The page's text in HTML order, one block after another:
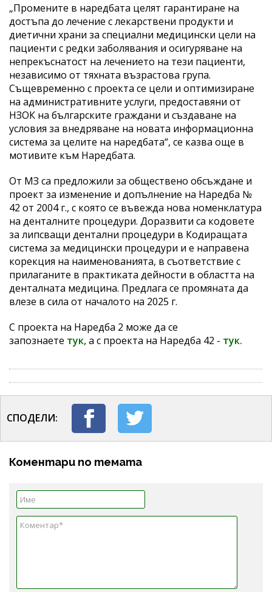
„Промените в наредбата целят гарантиране на
достъпа до лечение с лекарствени продукти и
диетични храни за специални медицински цели на
пациенти с редки заболявания и осигуряване на
непрекъснатост на лечението на тези пациенти,
независимо от тяхната възрастова група.
Същевременно с проекта се цели и оптимизиране
на административните услуги, предоставяни от
НЗОК на българските граждани и създаване на
условия за внедряване на новата информационна
система за целите на наредбата“, се казва още в
мотивите към Наредбата.
От МЗ са предложили за обществено обсъждане и
проект за изменение и допълнение на Наредба №
42 от 2004 г., с която се въвежда нова номенклатура
на денталните процедури. Доразвити са кодовете
за липсващи дентални процедури в Кодиращата
система за медицински процедури и е направена
корекция на наименованията, в съответствие с
прилаганите в практиката дейности в областта на
денталната медицина. Предлага се промяната да
влезе в сила от началото на 2025 г.
С проекта на Наредба 2 може да се
запознаете тук,а с проекта на Наредба 42 - тук.
СПОДЕЛИ:
Коментари по темата